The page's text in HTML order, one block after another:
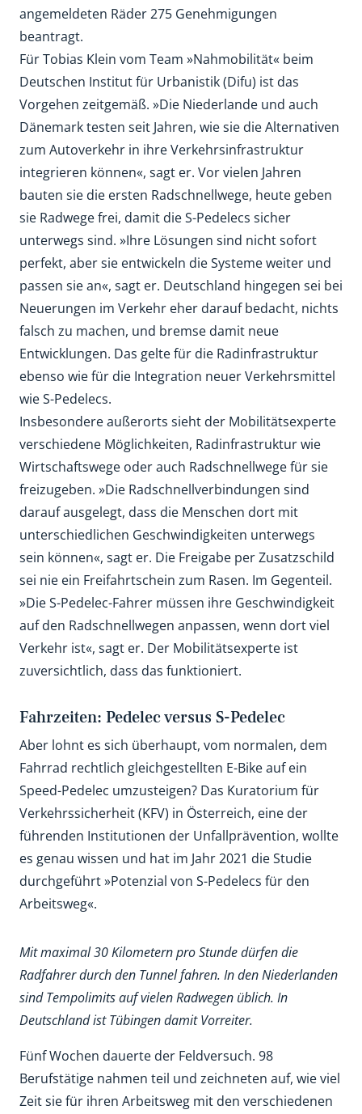
angemeldeten Räder 275 Genehmigungen
beantragt.
Für Tobias Klein vom Team »Nahmobilität« beim
Deutschen Institut für Urbanistik (Difu) ist das
Vorgehen zeitgemäß. »Die Niederlande und auch
Dänemark testen seit Jahren, wie sie die Alternativen
zum Autoverkehr in ihre Verkehrsinfrastruktur
integrieren können«, sagt er. Vor vielen Jahren
bauten sie die ersten Radschnellwege, heute geben
sie Radwege frei, damit die S-Pedelecs sicher
unterwegs sind. »Ihre Lösungen sind nicht sofort
perfekt, aber sie entwickeln die Systeme weiter und
passen sie an«, sagt er. Deutschland hingegen sei bei
Neuerungen im Verkehr eher darauf bedacht, nichts
falsch zu machen, und bremse damit neue
Entwicklungen. Das gelte für die Radinfrastruktur
ebenso wie für die Integration neuer Verkehrsmittel
wie S-Pedelecs.
Insbesondere außerorts sieht der Mobilitätsexperte
verschiedene Möglichkeiten, Radinfrastruktur wie
Wirtschaftswege oder auch Radschnellwege für sie
freizugeben. »Die Radschnellverbindungen sind
darauf ausgelegt, dass die Menschen dort mit
unterschiedlichen Geschwindigkeiten unterwegs
sein können«, sagt er. Die Freigabe per Zusatzschild
sei nie ein Freifahrtschein zum Rasen. Im Gegenteil.
»Die S-Pedelec-Fahrer müssen ihre Geschwindigkeit
auf den Radschnellwegen anpassen, wenn dort viel
Verkehr ist«, sagt er. Der Mobilitätsexperte ist
zuversichtlich, dass das funktioniert.
Fahrzeiten: Pedelec versus S-Pedelec
Aber lohnt es sich überhaupt, vom normalen, dem
Fahrrad rechtlich gleichgestellten E-Bike auf ein
Speed-Pedelec umzusteigen? Das Kuratorium für
Verkehrssicherheit (KFV) in Österreich, eine der
führenden Institutionen der Unfallprävention, wollte
es genau wissen und hat im Jahr 2021 die Studie
durchgeführt »Potenzial von S-Pedelecs für den
Arbeitsweg«.
Mit maximal 30 Kilometern pro Stunde dürfen die
Radfahrer durch den Tunnel fahren. In den Niederlanden
sind Tempolimits auf vielen Radwegen üblich. In
Deutschland ist Tübingen damit Vorreiter.
Fünf Wochen dauerte der Feldversuch. 98
Berufstätige nahmen teil und zeichneten auf, wie viel
Zeit sie für ihren Arbeitsweg mit den verschiedenen